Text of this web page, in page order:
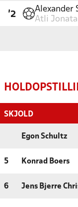
'2
Alexander
Atli
SKJOLD
Egon Schultz
5 Konrad Boers
6 Jens Bjerre